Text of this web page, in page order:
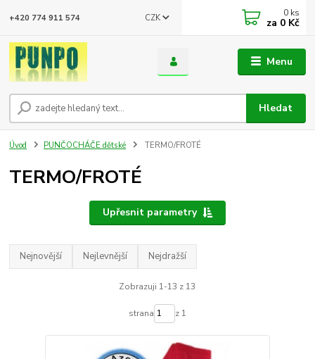
Menu
CZK
Hledat
+420 774 911 574 0 ks
za 0 Kč
Úvod PUNČOCHÁČE dětské TERMO/FROTÉ
TERMO/FROTÉ
Upřesnit parametry
Nejnovější Nejlevnější Nejdražší
Zobrazuji 1-13 z 13
strana z 1